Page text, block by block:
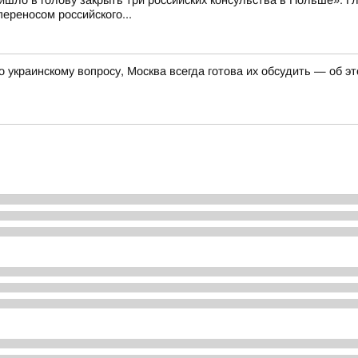
российского...
украинскому вопросу, Москва всегда готова их обсудить —